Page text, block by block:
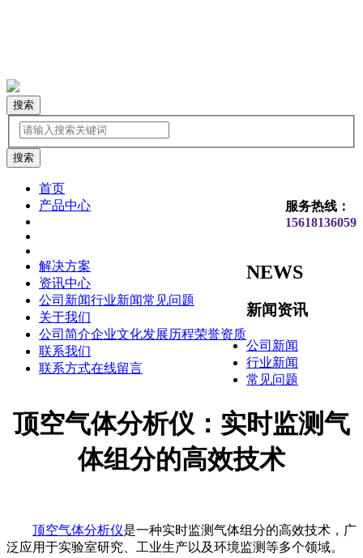
搜索
服务热线：
15618136059
首页
产品中心
解决方案
资讯中心
公司新闻行业新闻常见问题
关于我们
公司简介企业文化发展历程荣誉资质
联系我们
联系方式在线留言
NEWS
新闻资讯
公司新闻
行业新闻
常见问题
顶空气体分析仪：实时监测气
体组分的高效技术
顶空气体分析仪是一种实时监测气体组分的高效技术，广
泛应用于实验室研究、工业生产以及环境监测等多个领域。